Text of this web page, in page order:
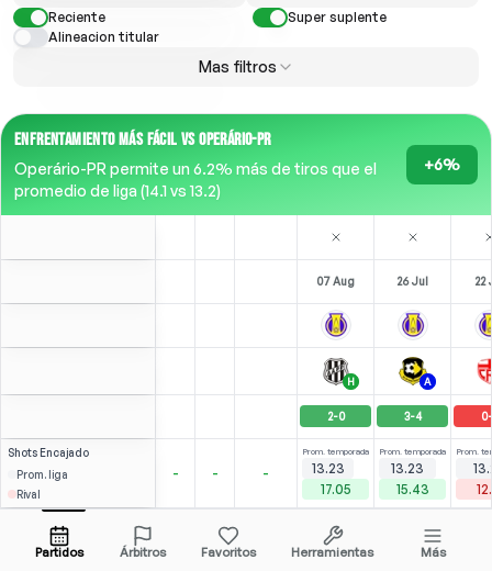
Reciente
Super suplente
Alineacion titular
Mas filtros
ENFRENTAMIENTO MÁS FÁCIL VS OPERÁRIO-PR
Operário-PR permite un 6.2% más de tiros que el
promedio de liga (14.1 vs 13.2)
+6%
07 Aug 26 Jul 22
H A
2-0 3-4 0-
Shots Encajado
Prom. liga
Rival
- - -
Prom. temporada
13.23
17.05
Prom. temporada
13.23
15.43
Prom.
Melk
CAMTodas las cuotas (1)Abrir menú 2.22
83'
(0
M-28' 19'
Partidos Árbitros Favoritos Herramientas Más